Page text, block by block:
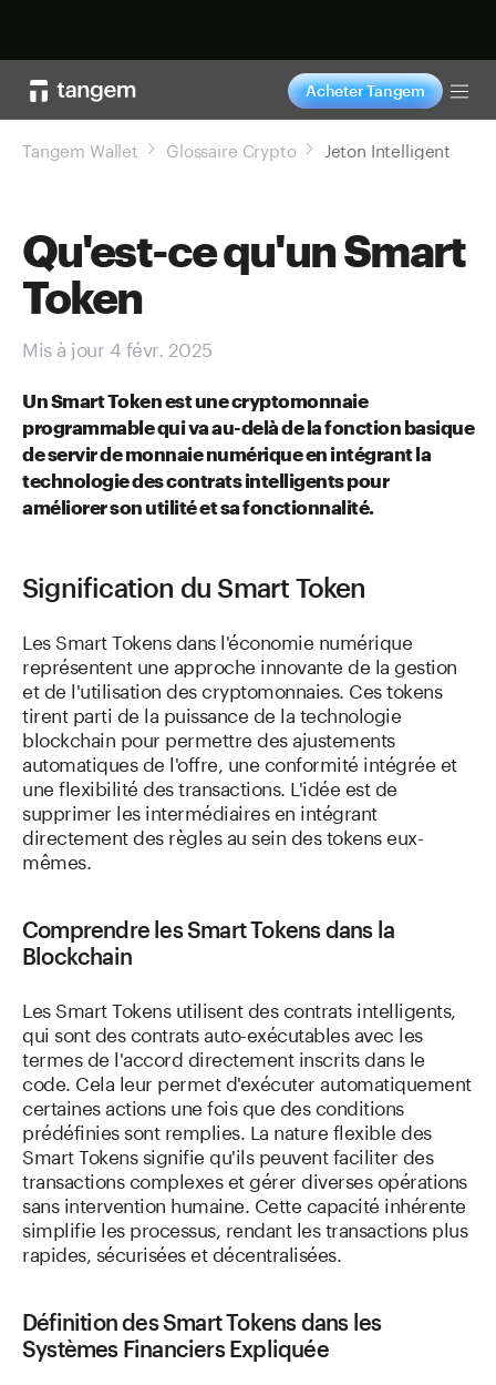
Acheter Tangem
Tangem Wallet Glossaire Crypto Jeton Intelligent
Qu'est-ce qu'un Smart
Token
Mis à jour 4 févr. 2025
Un Smart Token est une cryptomonnaie
programmable qui va au-delà de la fonction basique
de servir de monnaie numérique en intégrant la
technologie des contrats intelligents pour
améliorer son utilité et sa fonctionnalité.
Signification du Smart Token
Les Smart Tokens dans l'économie numérique
représentent une approche innovante de la gestion
et de l'utilisation des cryptomonnaies. Ces tokens
tirent parti de la puissance de la technologie
blockchain pour permettre des ajustements
automatiques de l'offre, une conformité intégrée et
une flexibilité des transactions. L'idée est de
supprimer les intermédiaires en intégrant
directement des règles au sein des tokens eux-
mêmes.
Comprendre les Smart Tokens dans la
Blockchain
Les Smart Tokens utilisent des contrats intelligents,
qui sont des contrats auto-exécutables avec les
termes de l'accord directement inscrits dans le
code. Cela leur permet d'exécuter automatiquement
certaines actions une fois que des conditions
prédéfinies sont remplies. La nature flexible des
Smart Tokens signifie qu'ils peuvent faciliter des
transactions complexes et gérer diverses opérations
sans intervention humaine. Cette capacité inhérente
simplifie les processus, rendant les transactions plus
rapides, sécurisées et décentralisées.
Définition des Smart Tokens dans les
Systèmes Financiers Expliquée